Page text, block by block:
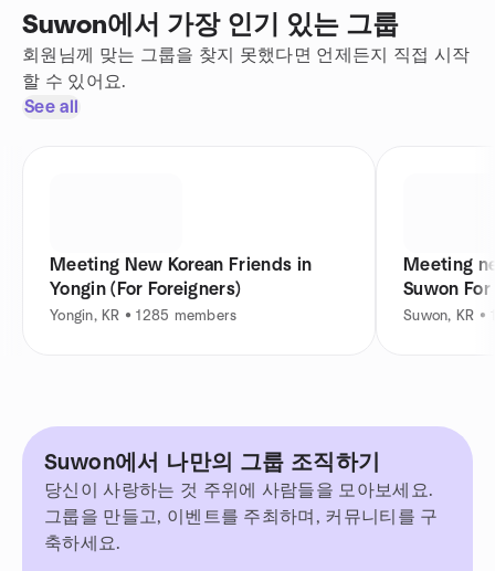
Suwon에서 가장 인기 있는 그룹
회원님께 맞는 그룹을 찾지 못했다면 언제든지 직접 시작
할 수 있어요.
See all
Meeting New Korean Friends in
Yongin (For Foreigners)
Yongin, KR • 1285 members
Meeting
Suwon
Suwon, KR •
Suwon에서 나만의 그룹 조직하기
당신이 사랑하는 것 주위에 사람들을 모아보세요.
그룹을 만들고, 이벤트를 주최하며, 커뮤니티를 구
축하세요.